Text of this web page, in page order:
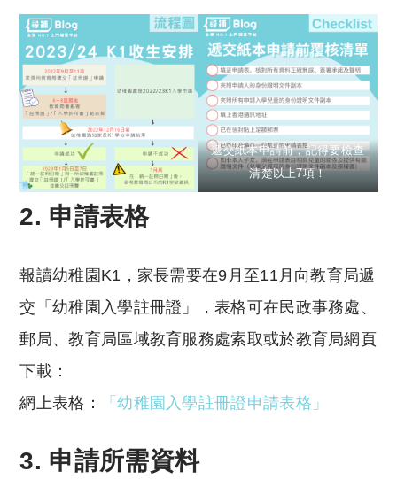
遞交紙本申請前，記得要檢查
清楚以上7項！
2. 申請表格
報讀幼稚園K1，家長需要在9月至11月向教育局遞
交「幼稚園入學註冊證」，表格可在民政事務處、
郵局、教育局區域教育服務處索取或於教育局網頁
下載：
網上表格：
「幼稚園入學註冊證申請表格」
3. 申請所需資料